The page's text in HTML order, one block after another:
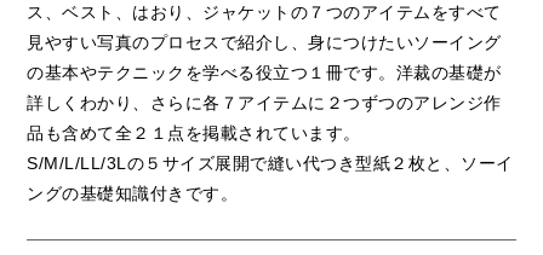
ス、ベスト、はおり、ジャケットの７つのアイテムをすべて
見やすい写真のプロセスで紹介し、身につけたいソーイング
の基本やテクニックを学べる役立つ１冊です。洋裁の基礎が
詳しくわかり、さらに各７アイテムに２つずつのアレンジ作
品も含めて全２１点を掲載されています。
S/M/L/LL/3Lの５サイズ展開で縫い代つき型紙２枚と、ソーイ
ングの基礎知識付きです。